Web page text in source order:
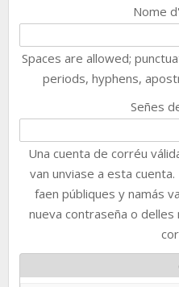
Nome
Spaces are allowed;
periods, hyphens,
Señes
Una cuenta de corréu
van unviase a esta
faen públiques y namás
nueva contraseña o